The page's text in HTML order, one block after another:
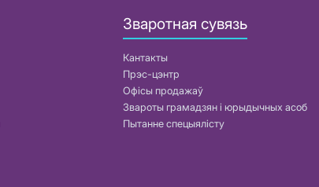
Зваротная сувязь
Кантакты
Прэс-цэнтр
Офісы продажаў
Звароты грамадзян і юрыдычных асоб
Пытанне спецыялісту